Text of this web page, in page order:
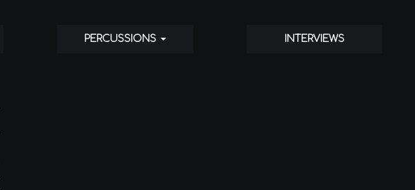
PERCUSSIONS INTERVIEWS